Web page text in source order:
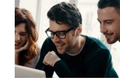
3 septembre 2024